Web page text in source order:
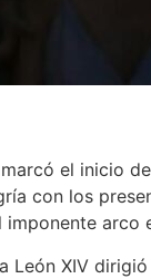
el inicio
con los
León XIV